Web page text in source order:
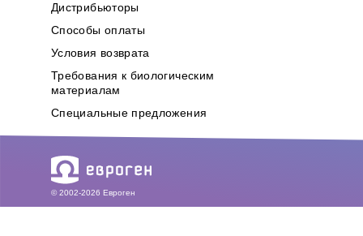
Дистрибьюторы
Способы оплаты
Условия возврата
Требования к биологическим
материалам
Специальные предложения
© 2002-2026 Евроген